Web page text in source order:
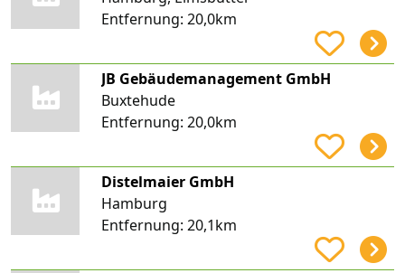
Entfernung: 20,0km
JB Gebäudemanagement GmbH
Buxtehude
Entfernung: 20,0km
Distelmaier GmbH
Hamburg
Entfernung: 20,1km